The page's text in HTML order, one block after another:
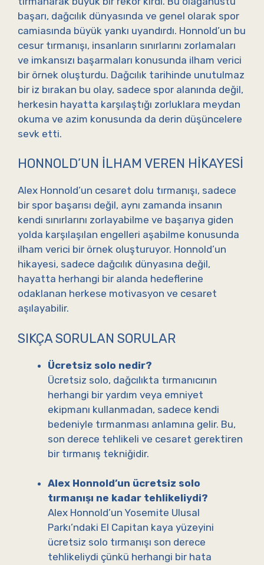
başarı, dağcılık dünyasında ve genel olarak spor
camiasında büyük yankı uyandırdı. Honnold’un bu
cesur tırmanışı, insanların sınırlarını zorlamaları
ve imkansızı başarmaları konusunda ilham verici
bir örnek oluşturdu. Dağcılık tarihinde unutulmaz
bir iz bırakan bu olay, sadece spor alanında değil,
herkesin hayatta karşılaştığı zorluklara meydan
okuma ve azim konusunda da derin düşüncelere
sevk etti.
HONNOLD’UN İLHAM VEREN HIKAYESI
Alex Honnold’un cesaret dolu tırmanışı, sadece
bir spor başarısı değil, aynı zamanda insanın
kendi sınırlarını zorlayabilme ve başarıya giden
yolda karşılaşılan engelleri aşabilme konusunda
ilham verici bir örnek oluşturuyor. Honnold’un
hikayesi, sadece dağcılık dünyasına değil,
hayatta herhangi bir alanda hedeflerine
odaklanan herkese motivasyon ve cesaret
aşılayabilir.
SIKÇA SORULAN SORULAR
Ücretsiz solo nedir?
Ücretsiz solo, dağcılıkta tırmanıcının
herhangi bir yardım veya emniyet
ekipmanı kullanmadan, sadece kendi
bedeniyle tırmanması anlamına gelir. Bu,
son derece tehlikeli ve cesaret gerektiren
bir tırmanış tekniğidir.
Alex Honnold’un ücretsiz solo
tırmanışı ne kadar tehlikeliydi?
Alex Honnold’un Yosemite Ulusal
Parkı’ndaki El Capitan kaya yüzeyini
ücretsiz solo tırmanışı son derece
tehlikeliydi çünkü herhangi bir hata